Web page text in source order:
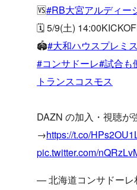
🆚#RB大宮アルディー
🗓 5/9(土)
🏟#大和ハウスプレミ
#コンサドーレ#試合も
トランスコスモス
DAZN の加入・視聴が
→https://t.co/
pic.twitter.com/
— 北海道コンサドーレ